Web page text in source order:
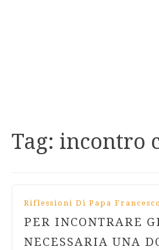
Tag: incontro
Riflessioni Di Papa Francesco
PER INCONTRARE
NECESSARIA UNA